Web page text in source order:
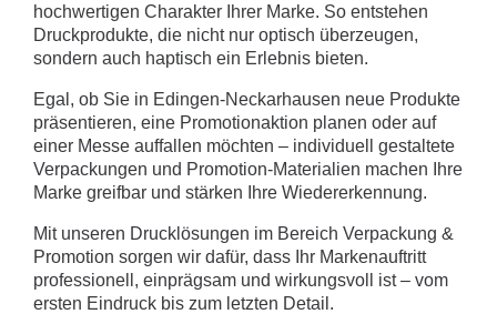
hochwertigen Charakter Ihrer Marke. So entstehen
Druckprodukte, die nicht nur optisch überzeugen,
sondern auch haptisch ein Erlebnis bieten.
Egal, ob Sie in Edingen-Neckarhausen neue Produkte
präsentieren, eine Promotionaktion planen oder auf
einer Messe auffallen möchten – individuell gestaltete
Verpackungen und Promotion-Materialien machen Ihre
Marke greifbar und stärken Ihre Wiedererkennung.
Mit unseren Drucklösungen im Bereich Verpackung &
Promotion sorgen wir dafür, dass Ihr Markenauftritt
professionell, einprägsam und wirkungsvoll ist – vom
ersten Eindruck bis zum letzten Detail.